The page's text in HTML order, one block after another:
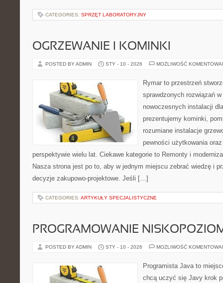
CATEGORIES: SPRZĘT LABORATORYJNY
OGRZEWANIE I KOMINKI
POSTED BY ADMIN STY - 10 - 2026 MOŻLIWOŚĆ
Rymar to przestrzeń
sprawdzonych rozwiązań
nowoczesnych instalacji
prezentujemy kominki,
rozumiane instalacje
pewności użytkowania
perspektywie wielu lat. Ciekawe kategorie to Remonty i
Nasza strona jest po to, aby w jednym miejscu zebrać wiedzę i
decyzje zakupowo-projektowe. Jeśli […]
CATEGORIES: ARTYKUŁY SPECJALISTYCZNE
PROGRAMOWANIE
POSTED BY ADMIN STY - 10 - 2026 MOŻLIWOŚĆ
Programista Java to
chcą uczyć się Javy krok